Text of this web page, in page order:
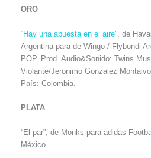
ORO
“Hay una apuesta en el aire”, de
Argentina para de Wingo / Flybondi
POP. Prod. Audio&Sonido: Twins
Violante/Jeronimo Gonzalez
País: Colombia.
PLATA
“El par”, de Monks para adidas
México.